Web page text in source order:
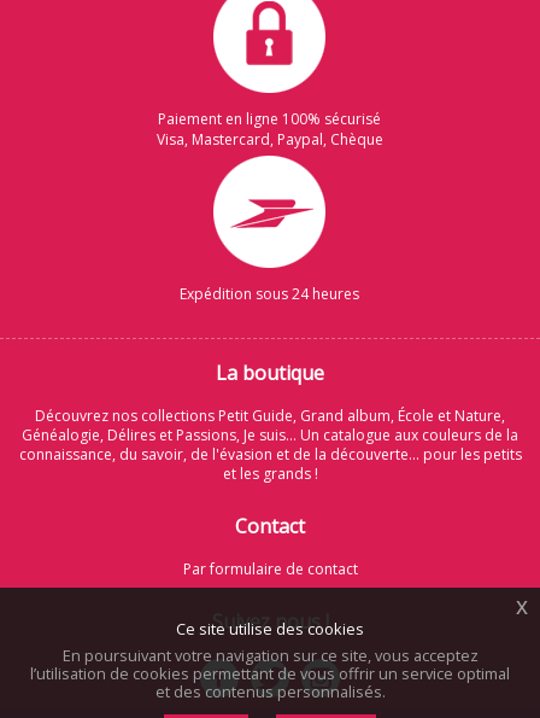
Ce site utilise des cookies
En poursuivant votre navigation sur ce site, vous acceptez
l’utilisation de cookies permettant de vous offrir un service optimal
et des contenus personnalisés.
x
Paiement en ligne 100% sécurisé
Visa, Mastercard, Paypal, Chèque
Expédition sous 24 heures
La boutique
Découvrez nos collections Petit Guide, Grand album, École et Nature,
Généalogie, Délires et Passions, Je suis... Un catalogue aux couleurs de la
connaissance, du savoir, de l'évasion et de la découverte... pour les petits
et les grands !
Contact
Par formulaire de contact
Suivez nous !